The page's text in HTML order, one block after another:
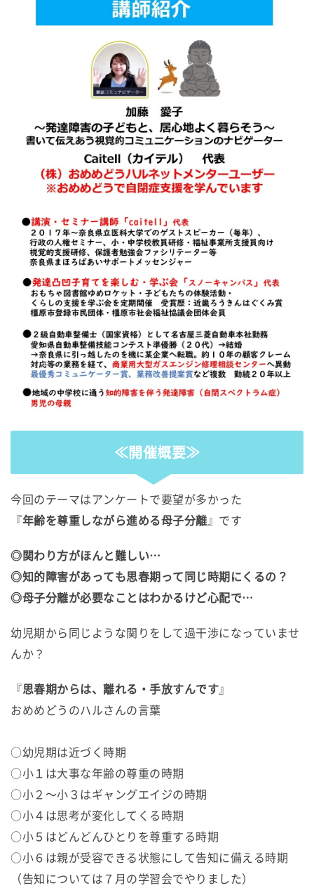
≪開催概要≫
今回のテーマはアンケートで要望が多かった
『年齢を尊重しながら進める母子分離』です
◎関わり方がほんと難しい…
◎知的障害があっても思春期って同じ時期にくるの？
◎母子分離が必要なことはわかるけど心配で…
幼児期から同じような関りをして過干渉になっていませ
んか？
『思春期からは、離れる・手放すんです』
おめめどうのハルさんの言葉
○幼児期は近づく時期
○小１は大事な年齢の尊重の時期
○小２～小３はギャングエイジの時期
○小４は思考が変化してくる時期
○小５はどんどんひとりを尊重する時期
○小６は親が受容できる状態にして告知に備える時期
（告知については７月の学習会でやりました）